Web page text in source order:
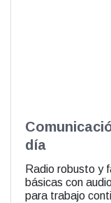
día
Radio robusto y
básicas con
para trabajo